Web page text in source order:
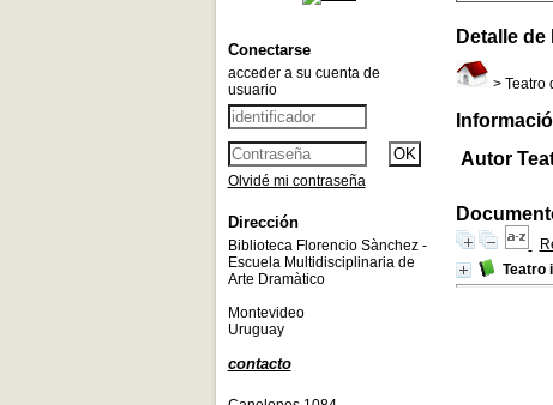
Detalle de
> Teatro
Autor
Teatro
Conectarse
acceder a su cuenta de
usuario
Olvidé mi contraseña
Dirección
Biblioteca Florencio Sànchez -
Escuela Multidisciplinaria de
Arte Dramàtico
Montevideo
Uruguay
contacto